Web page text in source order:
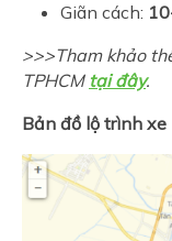
Giãn cách:
>>>Tham khảo
TPHCM tại đây.
Bản đồ lộ trình